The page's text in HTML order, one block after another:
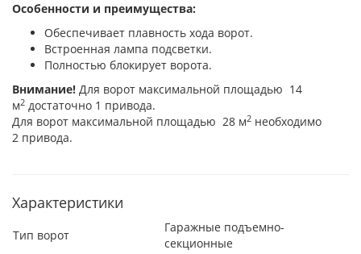
Особенности и преимущества:
Обеспечивает плавность хода ворот.
Встроенная лампа подсветки.
Полностью блокирует ворота.
Внимание! Для ворот максимальной площадью 14
м2 достаточно 1 привода.
Для ворот максимальной площадью 28 м2 необходимо
2 привода.
Характеристики
Тип ворот
Гаражные подъемно-
секционные